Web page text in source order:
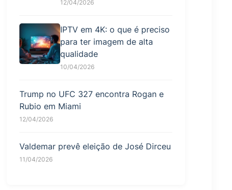
12/04/2026
IPTV em 4K: o que é preciso
para ter imagem de alta
qualidade
10/04/2026
Trump no UFC 327 encontra Rogan e
Rubio em Miami
12/04/2026
Valdemar prevê eleição de José Dirceu
11/04/2026